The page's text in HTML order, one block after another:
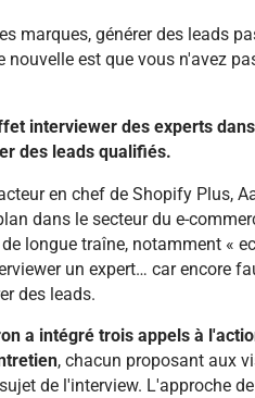
marques, générer des leads
nouvelle est que vous n'avez
interviewer des experts
des leads qualifiés.
en chef de Shopify Plus,
dans le secteur du e-
longue traîne, notamment «
un expert… car encore
des leads.
a intégré trois appels à
, chacun proposant aux
de l'interview. L'approche